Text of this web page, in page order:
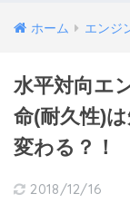
ホーム エンジ
水平対向エ
命(耐久性)
変わる？！
2018/12/16